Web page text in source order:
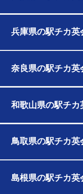
兵庫県の駅チカ英
奈良県の駅チカ英
和歌山県の駅チカ
鳥取県の駅チカ英
島根県の駅チカ英